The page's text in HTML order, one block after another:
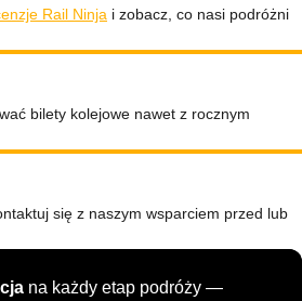
Rail Ninja i zobacz, co nasi podróżni
bilety kolejowe nawet z rocznym
się z naszym wsparciem przed lub
na każdy etap podróży —